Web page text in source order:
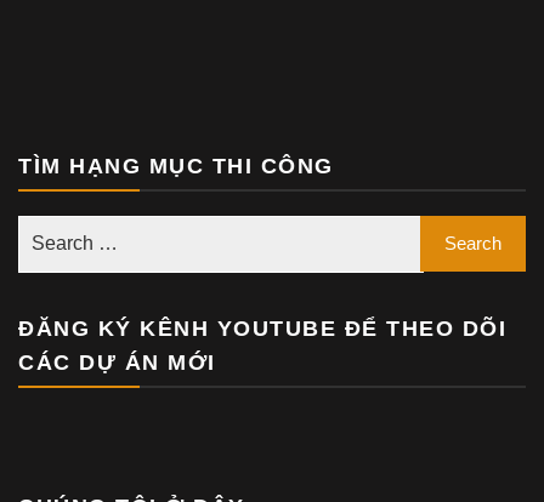
TÌM HẠNG MỤC THI CÔNG
ĐĂNG KÝ KÊNH YOUTUBE ĐỂ THEO DÕI
CÁC DỰ ÁN MỚI